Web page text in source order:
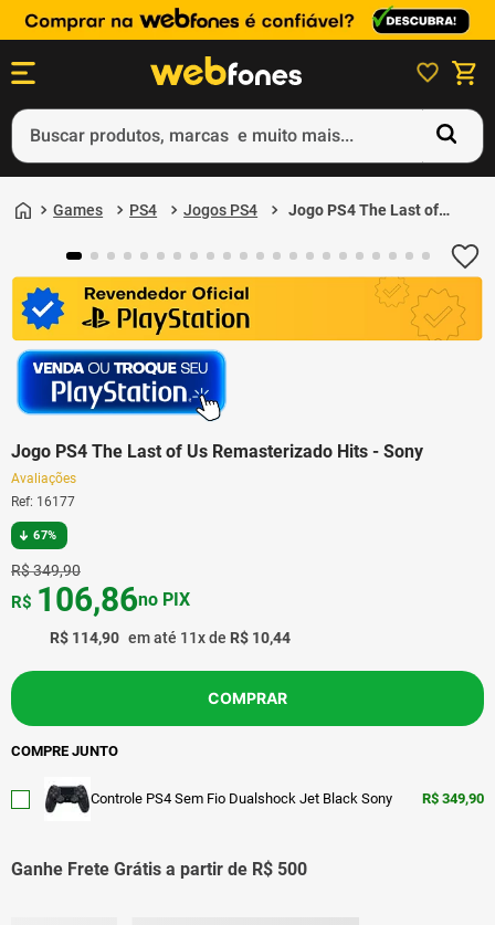
Buscar produtos, marcas e muito mais...
Games PS4 Jogos PS4
Jogo PS4 The Last of
Jogo PS4 The Last of Us Remasterizado Hits - Sony
Avaliações
Ref: 16177
67%
R$349,90
R$ 114,90 em até 11x de R$ 10,44
R$ 106,86no PIX
COMPRE JUNTO
Controle PS4 Sem Fio Dualshock Jet Black Sony R$ 349,90
COMPRAR
Ganhe Frete Grátis a partir de R$ 500
3º
ps4
4º
smartphone
notebook